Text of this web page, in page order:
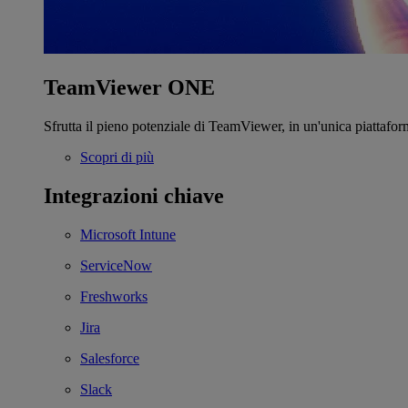
TeamViewer ONE
Sfrutta il pieno potenziale di TeamViewer, in un'unica
Scopri di più
Integrazioni chiave
Microsoft Intune
ServiceNow
Freshworks
Jira
Salesforce
Slack